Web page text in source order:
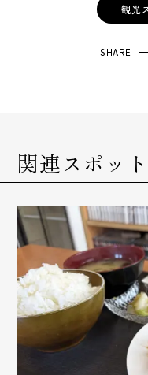
観光
関連スポット